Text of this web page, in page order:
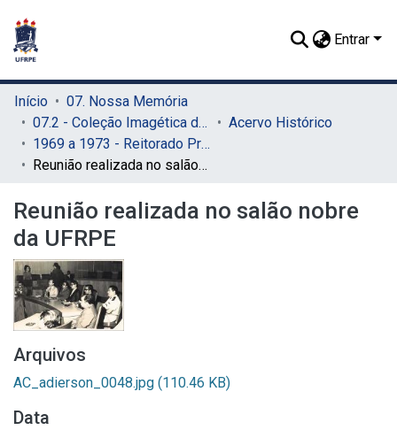
Entrar
Início
07. Nossa Memória
07.2 - Coleção Imagética do SIB
Acervo Histórico
1969 a 1973 - Reitorado Prof. Adierson Erasmo de Azevedo
Reunião realizada no salão nobre da UFRPE
Reunião realizada no salão nobre
da UFRPE
Arquivos
AC_adierson_0048.jpg (110.46 KB)
Data